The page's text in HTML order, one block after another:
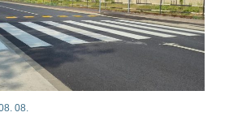
08.